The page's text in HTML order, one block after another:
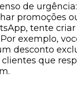
de
promoções
tente
exemplo,
desconto
que